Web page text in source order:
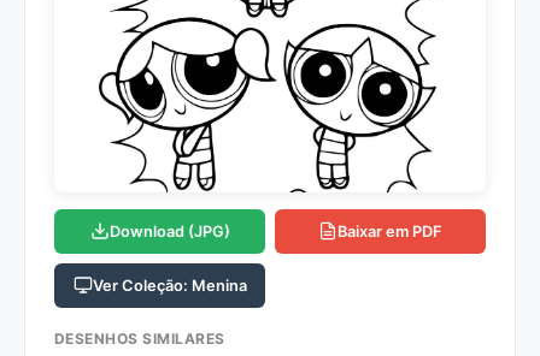
Download (JPG) Baixar em PDF
Ver Coleção: Menina
DESENHOS SIMILARES